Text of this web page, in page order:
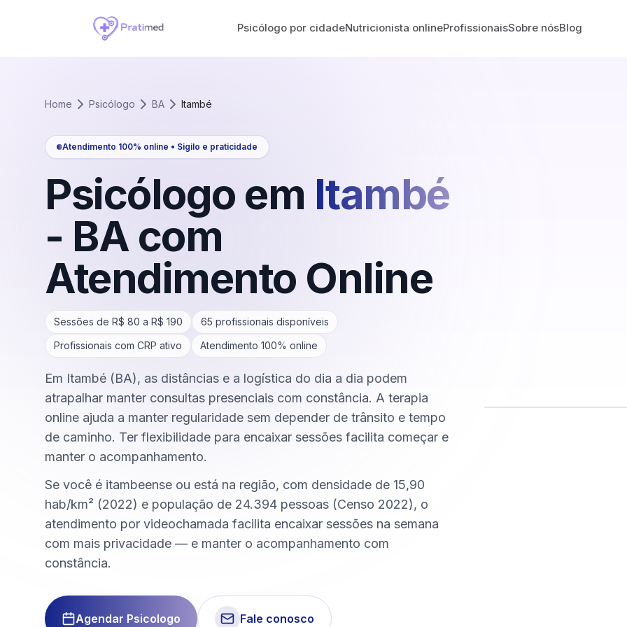
Psicólogo por cidadeNutricionista onlineProfissionaisSobre nósBlog
Home Psicólogo BA Itambé
Atendimento 100% online • Sigilo e praticidade
Psicólogo em Itambé
- BA com
Atendimento Online
Sessões de R$ 80 a R$ 190 65 profissionais disponíveis
Profissionais com CRP ativo
Atendimento 100% online
Em Itambé (BA), as distâncias e a logística do dia a dia podem
atrapalhar manter consultas presenciais com constância. A terapia
online ajuda a manter regularidade sem depender de trânsito e tempo
de caminho. Ter flexibilidade para encaixar sessões facilita começar e
manter o acompanhamento.
Se você é itambeense ou está na região, com densidade de 15,90
hab/km² (2022) e população de 24.394 pessoas (Censo 2022), o
atendimento por videochamada facilita encaixar sessões na semana
com mais privacidade — e manter o acompanhamento com
constância.
Agendar Psicologo Fale conosco